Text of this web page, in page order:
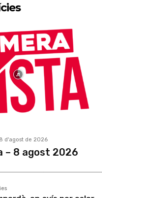
8 d'agost de 2026
– 8 agost 2026